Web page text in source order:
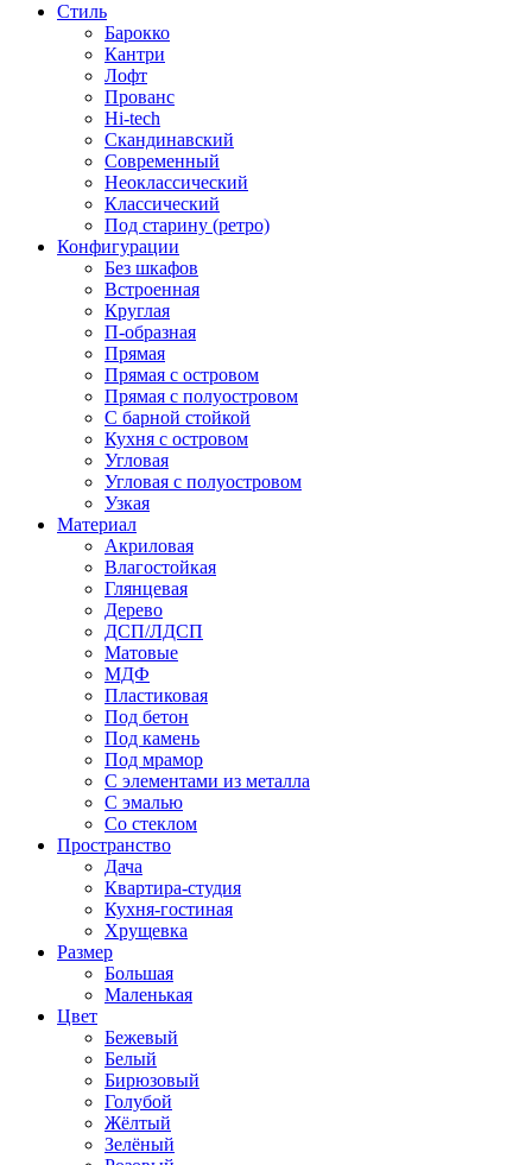
Стиль
Барокко
Кантри
Лофт
Прованс
Hi-tech
Скандинавский
Современный
Неоклассический
Классический
Под старину (ретро)
Конфигурации
Без шкафов
Встроенная
Круглая
П-образная
Прямая
Прямая с островом
Прямая с полуостровом
С барной стойкой
Кухня с островом
Угловая
Угловая с полуостровом
Узкая
Материал
Акриловая
Влагостойкая
Глянцевая
Дерево
ДСП/ЛДСП
Матовые
МДФ
Пластиковая
Под бетон
Под камень
Под мрамор
С элементами из металла
С эмалью
Со стеклом
Пространство
Дача
Квартира-студия
Кухня-гостиная
Хрущевка
Размер
Большая
Маленькая
Цвет
Бежевый
Белый
Бирюзовый
Голубой
Жёлтый
Зелёный